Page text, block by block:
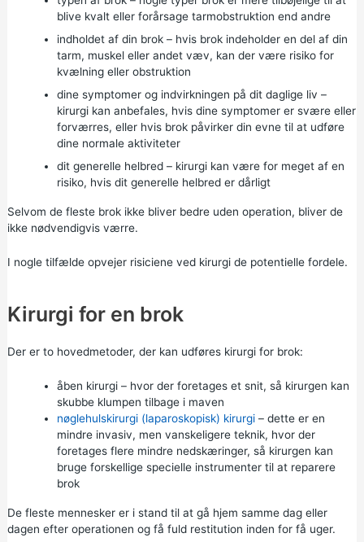
blive kvalt eller forårsage tarmobstruktion end andre
indholdet af din brok – hvis brok indeholder en del af din
tarm, muskel eller andet væv, kan der være risiko for
kvælning eller obstruktion
dine symptomer og indvirkningen på dit daglige liv –
kirurgi kan anbefales, hvis dine symptomer er svære eller
forværres, eller hvis brok påvirker din evne til at udføre
dine normale aktiviteter
dit generelle helbred – kirurgi kan være for meget af en
risiko, hvis dit generelle helbred er dårligt
Selvom de fleste brok ikke bliver bedre uden operation, bliver de
ikke nødvendigvis værre.
I nogle tilfælde opvejer risiciene ved kirurgi de potentielle fordele.
Kirurgi for en brok
Der er to hovedmetoder, der kan udføres kirurgi for brok:
åben kirurgi – hvor der foretages et snit, så kirurgen kan
skubbe klumpen tilbage i maven
nøglehulskirurgi (laparoskopisk) kirurgi– dette er en
mindre invasiv, men vanskeligere teknik, hvor der
foretages flere mindre nedskæringer, så kirurgen kan
bruge forskellige specielle instrumenter til at reparere
brok
De fleste mennesker er i stand til at gå hjem samme dag eller
dagen efter operationen og få fuld restitution inden for få uger.